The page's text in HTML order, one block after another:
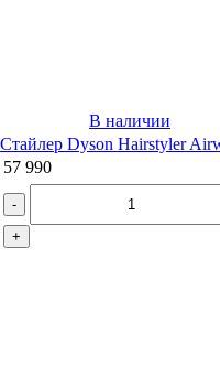
В наличии
Стайлер Dyson Hairstyler
57 990
-
+